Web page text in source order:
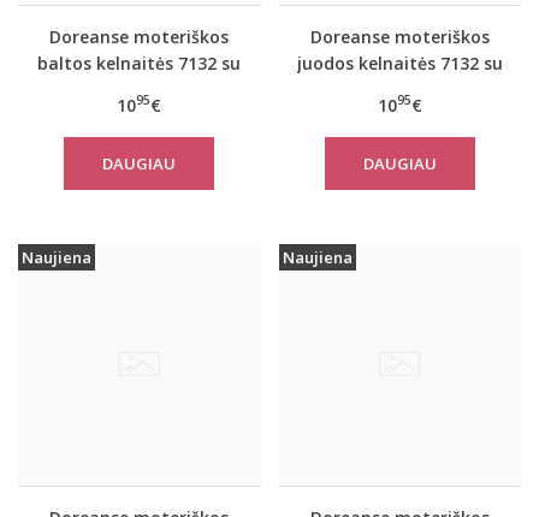
Doreanse moteriškos
baltos kelnaitės 7132 su
1095€
DAUGIAU
Doreanse moteriškos
juodos kelnaitės 7132 su
1095€
DAUGIAU
Naujiena Naujiena